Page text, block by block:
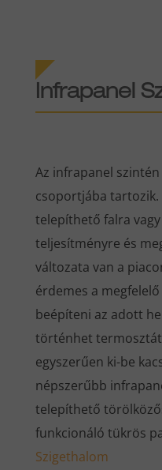
Infrapanel
Az infrapanel
csoportjába
telepíthető falra
teljesítményre és
változata van a
érdemes a
beépíteni az adott
történhet
egyszerűen ki-be
népszerűbb
telepíthető
funkcionáló tükrös
Szigethalom